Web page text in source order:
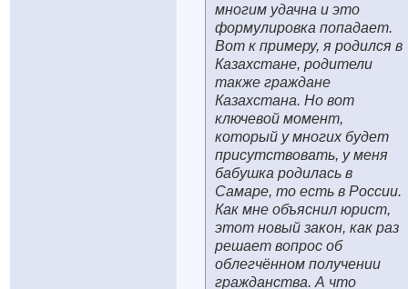
многим удачна и это
формулировка попадает.
Вот к примеру, я родился в
Казахстане, родители
также граждане
Казахстана. Но вот
ключевой момент,
который у многих будет
присутствовать, у меня
бабушка родилась в
Самаре, то есть в России.
Как мне объяснил юрист,
этот новый закон, как раз
решает вопрос об
облегчённом получении
гражданства. А что